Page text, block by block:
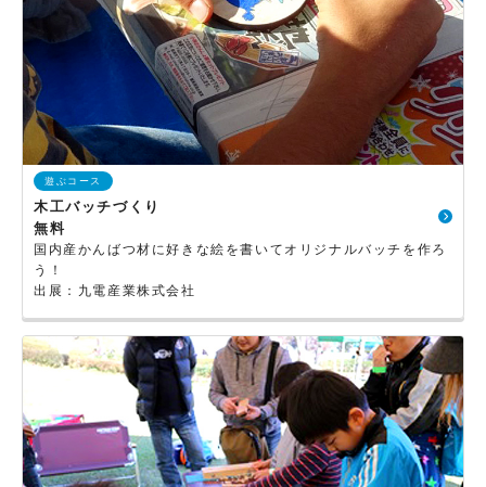
遊ぶコース
木工バッチづくり
無料
国内産かんばつ材に好きな絵を書いてオリジナルバッチを作ろ
う！
出展：九電産業株式会社